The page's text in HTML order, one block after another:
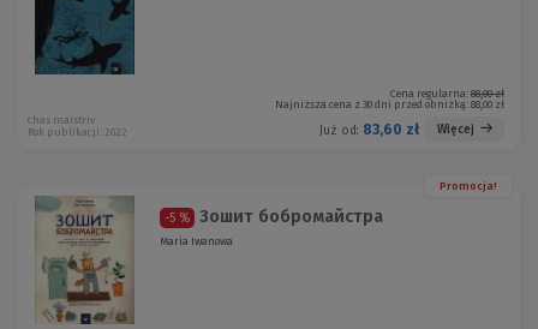
Cena regularna: 88,00 zł
Najniższa cena z 30 dni przed obniżką: 88,00 zł
Już od: 83,60 zł Więcej
chas maistriv
Rok publikacji: 2022
Promocja!
-5 % Зошит бобромайстра
Maria Iwanowa